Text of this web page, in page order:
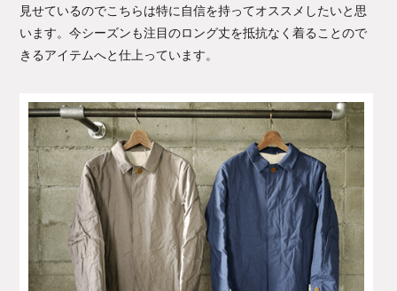
見せているのでこちらは特に自信を持ってオススメしたいと思
います。今シーズンも注目のロング丈を抵抗なく着ることので
きるアイテムへと仕上っています。